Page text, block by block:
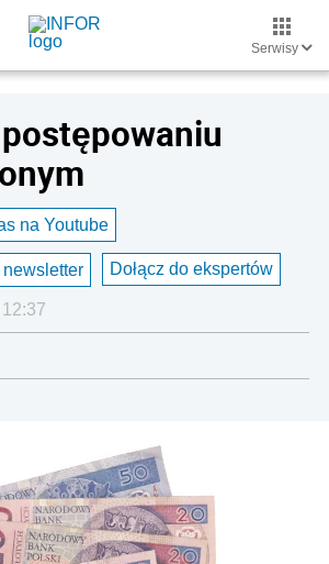
Serwisy
na Youtube
Dołącz do ekspertów